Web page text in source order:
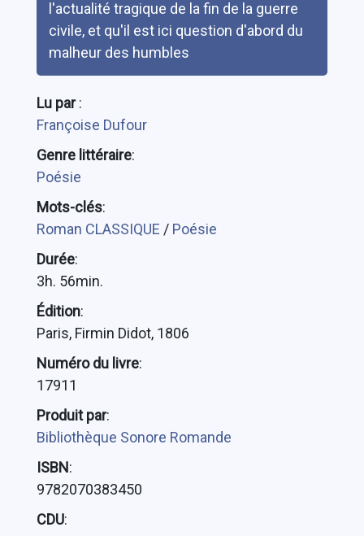
l'actualité tragique de la fin de la guerre
civile, et qu'il est ici question d'abord du
malheur des humbles
Lu par:
Françoise Dufour
Genre littéraire:
Poésie
Mots-clés:
Roman CLASSIQUE / Poésie
Durée:
3h. 56min.
Édition:
Paris, Firmin Didot, 1806
Numéro du livre:
17911
Produit par:
Bibliothèque Sonore Romande
ISBN:
9782070383450
CDU: